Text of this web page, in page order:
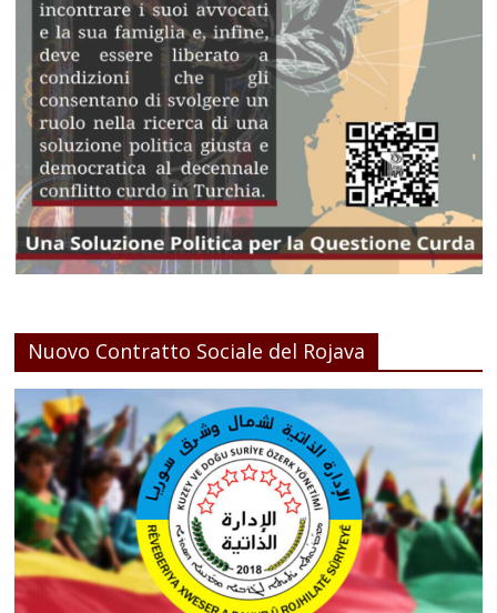
Nuovo Contratto Sociale del Rojava